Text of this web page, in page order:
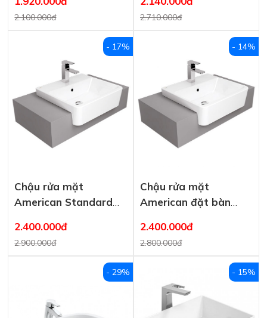
Concept Sphere
2.100.000đ 2.710.000đ
Chậu rửa mặt
American Standard
Acacia E
2.400.000đ
2.900.000đ
- 17%
Chậu rửa mặt
American đặt bàn
2.400.000đ
2.800.000đ
- 14%
- 29% - 15%